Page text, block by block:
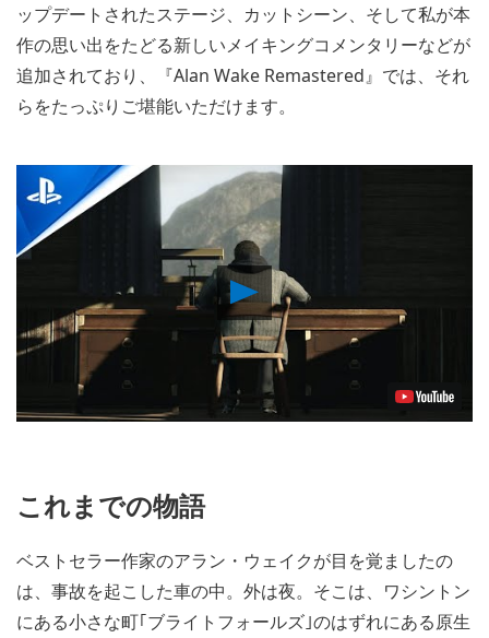
ップデートされたステージ、カットシーン、そして私が本
作の思い出をたどる新しいメイキングコメンタリーなどが
追加されており、『Alan Wake Remastered』では、それ
らをたっぷりご堪能いただけます。
Play
Video
これまでの物語
ベストセラー作家のアラン・ウェイクが目を覚ましたの
は、事故を起こした車の中。外は夜。そこは、ワシントン
にある小さな町｢ブライトフォールズ｣のはずれにある原生